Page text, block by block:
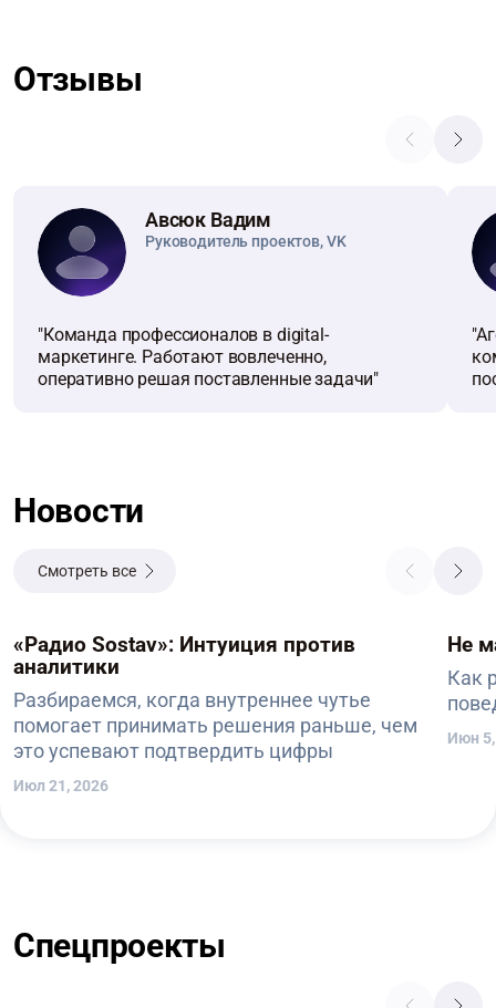
Отзывы
Авсюк Вадим
Руководитель проектов, VK
"Команда профессионалов в digital-
маркетинге. Работают вовлеченно,
оперативно решая поставленные задачи"
Новости
Смотреть все
«Радио Sostav»: Интуиция против
аналитики
Разбираемся, когда внутреннее чутье
помогает принимать решения раньше, чем
это успевают подтвердить цифры
Июл 21, 2026
Не
Как
Июн
Спецпроекты